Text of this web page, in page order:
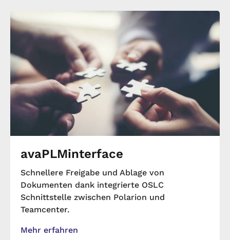
avaPLMinterface
Schnellere Freigabe und Ablage von
Dokumenten dank integrierte OSLC
Schnittstelle zwischen Polarion und
Teamcenter.
Mehr erfahren